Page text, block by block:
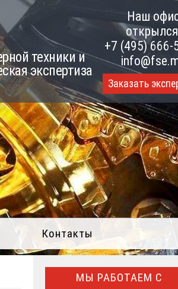
техники и
экспертиза
Наш
+7 (495) 666-
Заказать
Контакты
МЫ РАБОТАЕМ С